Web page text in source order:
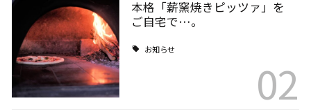
本格「薪窯焼きピッツァ」を
ご自宅で…。
お知らせ
02